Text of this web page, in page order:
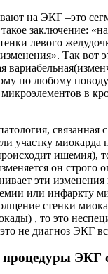
на ЭКГ –это
заключение:
левого
Так вот
по любому
микроэлементов в
связанная
участку миокарда
ишемия),
он строго
эти
или инфаркту
стенки
, то это
не диагноз ЭКГ
ЭКГ